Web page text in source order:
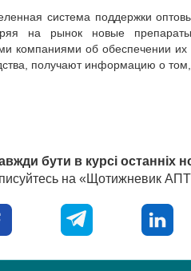
система поддержки
на рынок новые
компаниями об обеспечении
получают информацию о
бути в курсі останніх
на «Щотижневик